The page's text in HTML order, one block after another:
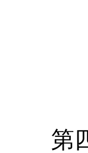
三、
四、
五、
第四